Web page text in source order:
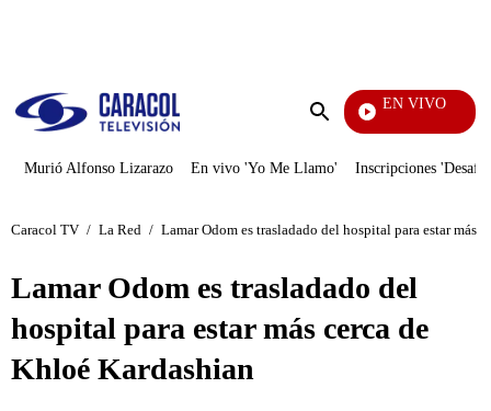
Enviar
EN VIVO
Día A Día
Murió Alfonso Lizarazo En vivo 'Yo Me Llamo' Inscripciones
Caracol TV / La Red / Lamar Odom es trasladado del hospital para estar más
Lamar Odom es trasladado del
hospital para estar más cerca de
Khloé Kardashian